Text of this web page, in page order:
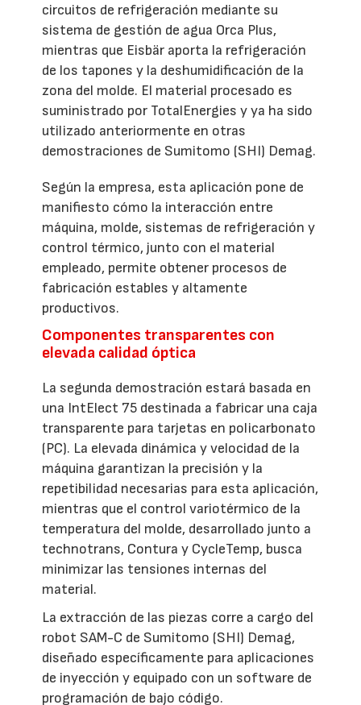
circuitos de refrigeración mediante su
sistema de gestión de agua Orca Plus,
mientras que Eisbär aporta la refrigeración
de los tapones y la deshumidificación de la
zona del molde. El material procesado es
suministrado por TotalEnergies y ya ha sido
utilizado anteriormente en otras
demostraciones de Sumitomo (SHI) Demag.
Según la empresa, esta aplicación pone de
manifiesto cómo la interacción entre
máquina, molde, sistemas de refrigeración y
control térmico, junto con el material
empleado, permite obtener procesos de
fabricación estables y altamente
productivos.
Componentes transparentes con
elevada calidad óptica
La segunda demostración estará basada en
una IntElect 75 destinada a fabricar una caja
transparente para tarjetas en policarbonato
(PC). La elevada dinámica y velocidad de la
máquina garantizan la precisión y la
repetibilidad necesarias para esta aplicación,
mientras que el control variotérmico de la
temperatura del molde, desarrollado junto a
technotrans, Contura y CycleTemp, busca
minimizar las tensiones internas del
material.
La extracción de las piezas corre a cargo del
robot SAM-C de Sumitomo (SHI) Demag,
diseñado específicamente para aplicaciones
de inyección y equipado con un software de
programación de bajo código.